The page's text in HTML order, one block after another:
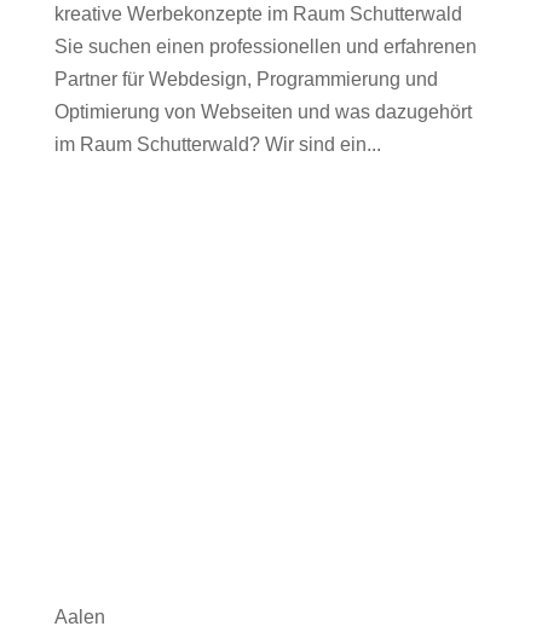
kreative Werbekonzepte im Raum Schutterwald
Sie suchen einen professionellen und erfahrenen
Partner für Webdesign, Programmierung und
Optimierung von Webseiten und was dazugehört
im Raum Schutterwald? Wir sind ein...
Aalen